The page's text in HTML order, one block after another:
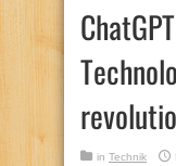
in Technik